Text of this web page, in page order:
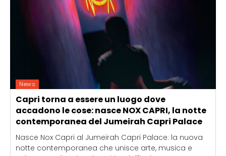
News
Capri torna a essere un luogo dove
accadono le cose: nasce NOX CAPRI, la notte
contemporanea del Jumeirah Capri Palace
Nasce Nox Capri al Jumeirah Capri Palace: la nuova
notte contemporanea che unisce arte, musica e